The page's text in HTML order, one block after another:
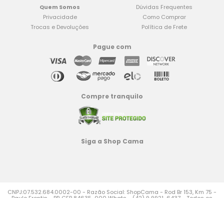
Quem Somos
Privacidade
Trocas e Devoluções
Dúvidas Frequentes
Como Comprar
Política de Frete
Pague com
Compre tranquilo
Siga a Shop Cama
CNPJ:07.532.684.0002-00 - Razão Social: ShopCama - Rod Br 153, Km 75 -